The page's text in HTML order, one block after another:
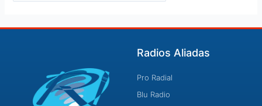
Radios Aliadas
Pro Radial
Blu Radio